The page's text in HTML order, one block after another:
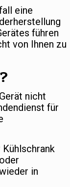
eine
führen
von Ihnen zu
nicht
für
in